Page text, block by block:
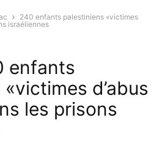
240 enfants palestiniens «victimes
israéliennes
enfants
d’abus
les prisons